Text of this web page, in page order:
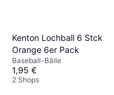
Kenton Lochball 6 Stck
Orange 6er Pack
Baseball-Bälle
1,95 €
2 Shops